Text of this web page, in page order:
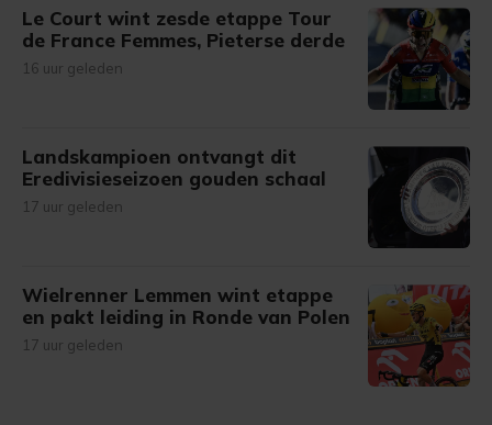
Le Court wint zesde etappe Tour
de France Femmes, Pieterse derde
16 uur geleden
Landskampioen ontvangt dit
Eredivisieseizoen gouden schaal
17 uur geleden
Wielrenner Lemmen wint etappe
en pakt leiding in Ronde van Polen
17 uur geleden